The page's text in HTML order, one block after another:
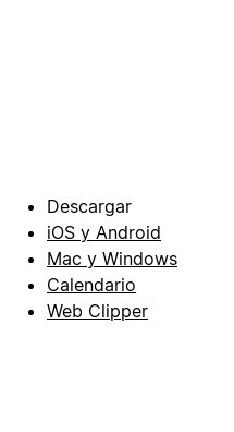
Descargar
iOS y Android
Mac y Windows
Calendario
Web Clipper